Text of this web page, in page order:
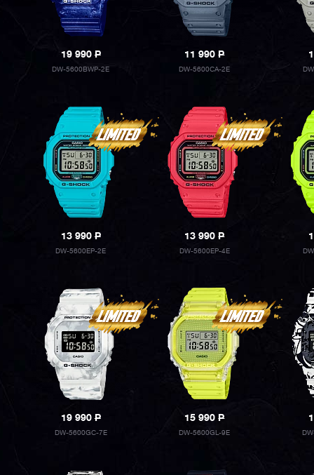
19 990P
DW-5600BWP-2E
11 990P
DW-5600CA-2E
13 990P
DW-5600EP-2E
13 990P
DW-5600EP-4E
19 990P
DW-5600GC-7E
15 990P
DW-5600GL-9E